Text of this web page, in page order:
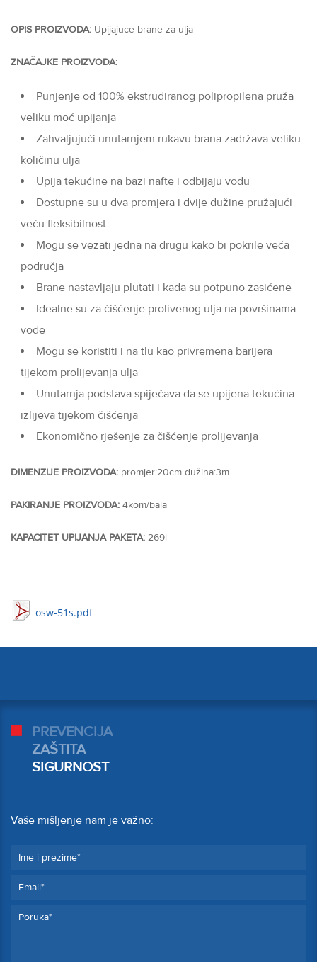
OPIS PROIZVODA: Upijajuće brane za ulja
ZNAČAJKE PROIZVODA:
Punjenje od 100% ekstrudiranog polipropilena pruža
veliku moć upijanja
Zahvaljujući unutarnjem rukavu brana zadržava veliku
količinu ulja
Upija tekućine na bazi nafte i odbijaju vodu
Dostupne su u dva promjera i dvije dužine pružajući
veću fleksibilnost
Mogu se vezati jedna na drugu kako bi pokrile veća
područja
Brane nastavljaju plutati i kada su potpuno zasićene
Idealne su za čišćenje prolivenog ulja na površinama
vode
Mogu se koristiti i na tlu kao privremena barijera
tijekom prolijevanja ulja
Unutarnja podstava spiječava da se upijena tekućina
izlijeva tijekom čišćenja
Ekonomično rješenje za čišćenje prolijevanja
DIMENZIJE PROIZVODA: promjer:20cm dužina:3m
PAKIRANJE PROIZVODA: 4kom/bala
KAPACITET UPIJANJA PAKETA: 269l
osw-51s.pdf
PREVENCIJA
ZAŠTITA
SIGURNOST
Vaše mišljenje nam je važno: